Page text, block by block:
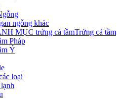
ngỗng khác
Trứng cá tầm
Pháp
Ý
loại